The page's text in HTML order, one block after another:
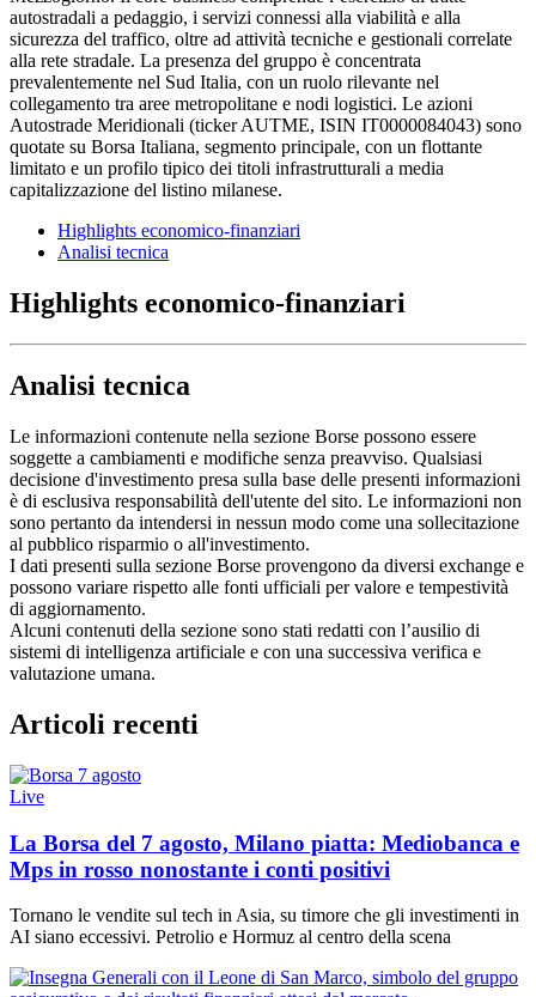
autostradali a pedaggio, i servizi connessi alla viabilità e alla
sicurezza del traffico, oltre ad attività tecniche e gestionali correlate
alla rete stradale. La presenza del gruppo è concentrata
prevalentemente nel Sud Italia, con un ruolo rilevante nel
collegamento tra aree metropolitane e nodi logistici. Le azioni
Autostrade Meridionali (ticker AUTME, ISIN IT0000084043) sono
quotate su Borsa Italiana, segmento principale, con un flottante
limitato e un profilo tipico dei titoli infrastrutturali a media
capitalizzazione del listino milanese.
Highlights economico-finanziari
Analisi tecnica
Highlights economico-finanziari
Analisi tecnica
Le informazioni contenute nella sezione Borse possono essere
soggette a cambiamenti e modifiche senza preavviso. Qualsiasi
decisione d'investimento presa sulla base delle presenti informazioni
è di esclusiva responsabilità dell'utente del sito. Le informazioni non
sono pertanto da intendersi in nessun modo come una sollecitazione
al pubblico risparmio o all'investimento.
I dati presenti sulla sezione Borse provengono da diversi exchange e
possono variare rispetto alle fonti ufficiali per valore e tempestività
di aggiornamento.
Alcuni contenuti della sezione sono stati redatti con l’ausilio di
sistemi di intelligenza artificiale e con una successiva verifica e
valutazione umana.
Articoli recenti
Live
La Borsa del 7 agosto, Milano piatta: Mediobanca e
Mps in rosso nonostante i conti positivi
Tornano le vendite sul tech in Asia, su timore che gli investimenti in
AI siano eccessivi. Petrolio e Hormuz al centro della scena